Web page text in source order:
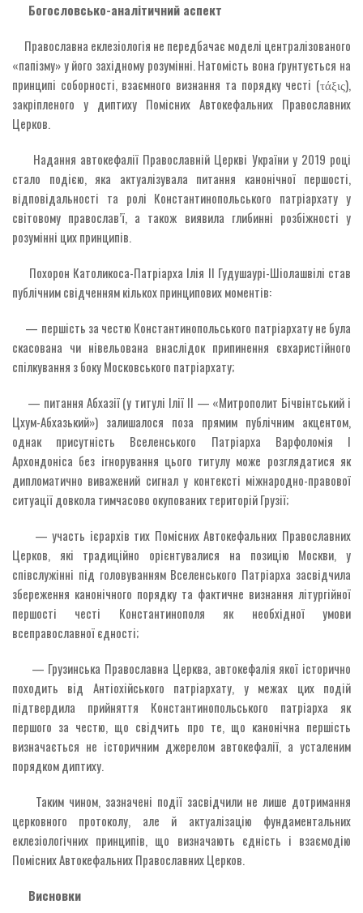
Богословсько-аналітичний аспект
Православна еклезіологія не передбачає моделі централізованого
«папізму» у його західному розумінні. Натомість вона ґрунтується на
принципі соборності, взаємного визнання та порядку честі (τάξις),
закріпленого у диптиху Помісних Автокефальних Православних
Церков.
Надання автокефалії Православній Церкві України у 2019 році
стало подією, яка актуалізувала питання канонічної першості,
відповідальності та ролі Константинопольського патріархату у
світовому православ’ї, а також виявила глибинні розбіжності у
розумінні цих принципів.
Похорон Католикоса-Патріарха Ілія II Гудушаурі-Шіолашвілі став
публічним свідченням кількох принципових моментів:
— першість за честю Константинопольського патріархату не була
скасована чи нівельована внаслідок припинення євхаристійного
спілкування з боку Московського патріархату;
— питання Абхазії (у титулі Ілії II — «Митрополит Бічвінтський і
Цхум-Абхазький») залишалося поза прямим публічним акцентом,
однак присутність Вселенського Патріарха Варфоломія I
Архондоніса без ігнорування цього титулу може розглядатися як
дипломатично виважений сигнал у контексті міжнародно-правової
ситуації довкола тимчасово окупованих територій Грузії;
— участь ієрархів тих Помісних Автокефальних Православних
Церков, які традиційно орієнтувалися на позицію Москви, у
співслужінні під головуванням Вселенського Патріарха засвідчила
збереження канонічного порядку та фактичне визнання літургійної
першості честі Константинополя як необхідної умови
всеправославної єдності;
— Грузинська Православна Церква, автокефалія якої історично
походить від Антіохійського патріархату, у межах цих подій
підтвердила прийняття Константинопольського патріарха як
першого за честю, що свідчить про те, що канонічна першість
визначається не історичним джерелом автокефалії, а усталеним
порядком диптиху.
Таким чином, зазначені події засвідчили не лише дотримання
церковного протоколу, але й актуалізацію фундаментальних
еклезіологічних принципів, що визначають єдність і взаємодію
Помісних Автокефальних Православних Церков.
Висновки